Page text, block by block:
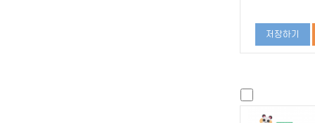
저장하기